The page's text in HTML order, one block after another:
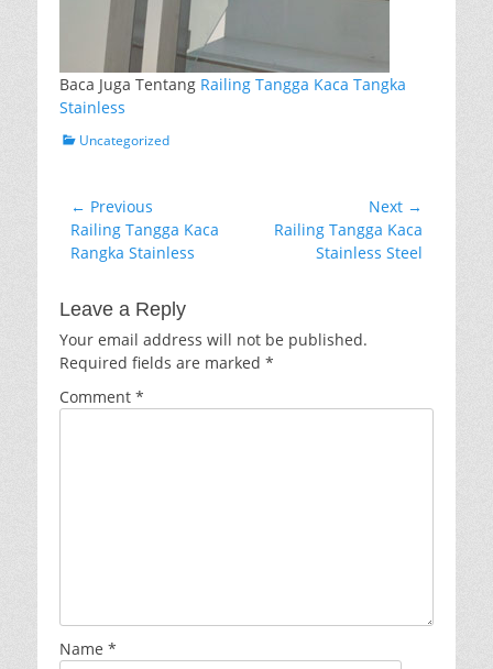
Baca Juga Tentang Railing Tangga Kaca Tangka
Stainless
Categories
Uncategorized
Post
navigation
← Previous
Previous
post:
Railing Tangga Kaca
Rangka Stainless
Next →
NextRailing Tangga Kaca
Stainless Steel
Leave a Reply
Your email address will not be published.
Required fields are marked *
Comment *
Name *